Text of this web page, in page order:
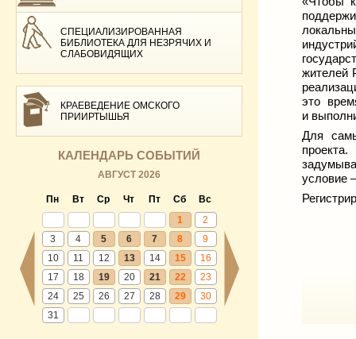
СПЕЦИАЛИЗИРОВАННАЯ
БИБЛИОТЕКА ДЛЯ НЕЗРЯЧИХ И
СЛАБОВИДЯЩИХ
КРАЕВЕДЕНИЕ ОМСКОГО
ПРИИРТЫШЬЯ
КАЛЕНДАРЬ СОБЫТИЙ
АВГУСТ 2026
Пн Вт Ср Чт Пт Сб
Вс
1
2
3
4 5 6 7 8
9
10
11 12 13 14 15
16
17
18 19 20 21 22
23
24
25 26 27 28 29
30
31
жителей
это
и
Для
условие